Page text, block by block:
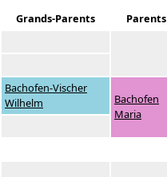
Grands-Parents Parents
Bachofen-Vischer
Wilhelm
Bachofen
Maria